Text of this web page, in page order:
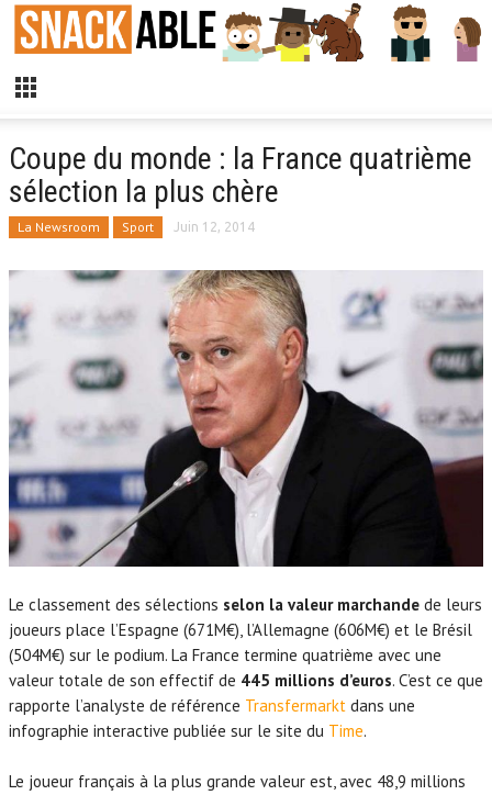
Coupe du monde : la France quatrième
sélection la plus chère
La Newsroom Sport Juin 12, 2014
Le classement des sélections selon la valeur marchande de leurs
joueurs place l’Espagne (671M€), l’Allemagne (606M€) et le Brésil
(504M€) sur le podium. La France termine quatrième avec une
valeur totale de son effectif de 445 millions d’euros. C’est ce que
rapporte l’analyste de référence Transfermarkt dans une
infographie interactive publiée sur le site du Time.
Le joueur français à la plus grande valeur est, avec 48,9 millions